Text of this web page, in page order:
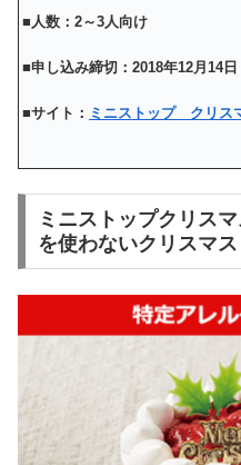
■人数：2～3人向け
■申し込み締切：2018年12月14日
■サイト： ミニストップ クリス
ミニストップクリス
を使わないクリスマス